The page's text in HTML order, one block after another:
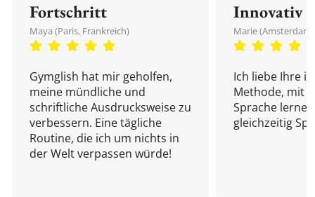
Fortschritt
Maya (Paris, Frankreich)
Gymglish hat mir geholfen,
meine mündliche und
schriftliche Ausdrucksweise zu
verbessern. Eine tägliche
Routine, die ich um nichts in
der Welt verpassen würde!
Innovativ
Marie
Ich liebe Ihre
Methode, mit
Sprache
gleichzeitig